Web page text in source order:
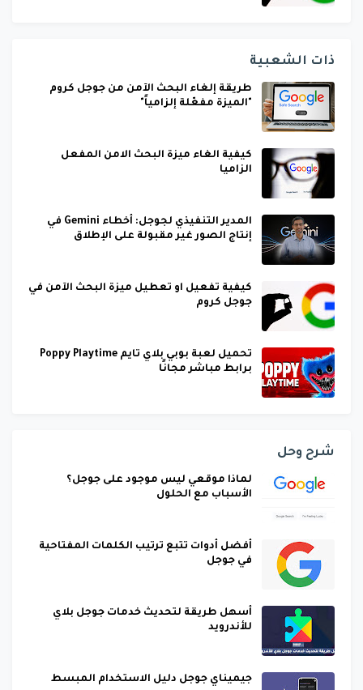
ذات الشعبية
طريقة إلغاء البحث الآمن من جوجل كروم
"الميزة مفعّلة إلزامياً"
كيفية الغاء ميزة البحث الامن المفعل
الزاميا
المدير التنفيذي لجوجل: أخطاء Gemini في
إنتاج الصور غير مقبولة على الإطلاق
كيفية تفعيل او تعطيل ميزة البحث الآمن في
جوجل كروم
تحميل لعبة بوبي بلاي تايم Poppy Playtime
برابط مباشر مجانًا
شرح وحل
لماذا موقعي ليس موجود على جوجل؟
الأسباب مع الحلول
أفضل أدوات تتبع ترتيب الكلمات المفتاحية
في جوجل
أسهل طريقة لتحديث خدمات جوجل بلاي
للأندرويد
جيميناي جوجل دليل الاستخدام المبسط